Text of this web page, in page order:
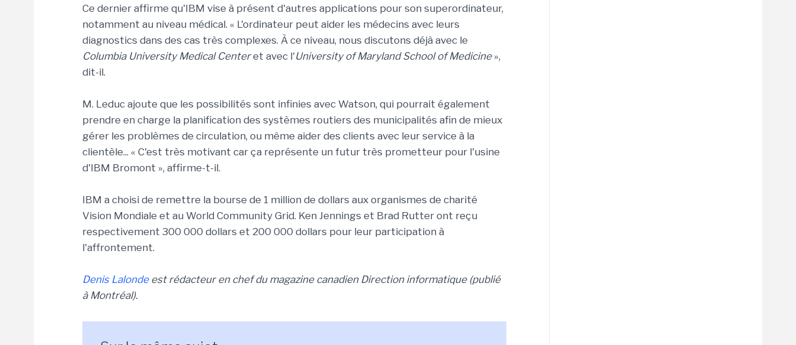
Ce dernier affirme qu'IBM vise à présent d'autres applications pour son superordinateur,
notamment au niveau médical. « L'ordinateur peut aider les médecins avec leurs
diagnostics dans des cas très complexes. À ce niveau, nous discutons déjà avec le
Columbia University Medical Centeret avec l'University of Maryland School of Medicine»,
dit-il.
M. Leduc ajoute que les possibilités sont infinies avec Watson, qui pourrait également
prendre en charge la planification des systèmes routiers des municipalités afin de mieux
gérer les problèmes de circulation, ou même aider des clients avec leur service à la
clientèle... « C'est très motivant car ça représente un futur très prometteur pour l'usine
d'IBM Bromont », affirme-t-il.
IBM a choisi de remettre la bourse de 1 million de dollars aux organismes de charité
Vision Mondiale et au World Community Grid. Ken Jennings et Brad Rutter ont reçu
respectivement 300 000 dollars et 200 000 dollars pour leur participation à
l'affrontement.
Denis Lalonde est rédacteur en chef du magazine canadien Direction informatique (publié
à Montréal).